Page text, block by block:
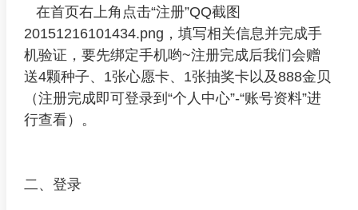
在首页右上角点击“注册”QQ截图
20151216101434.png，填写相关信息并完成手
机验证，要先绑定手机哟~注册完成后我们会赠
送4颗种子、1张心愿卡、1张抽奖卡以及888金贝
（注册完成即可登录到“个人中心”-“账号资料”进
行查看）。
二、登录